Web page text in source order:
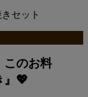
このお料
』💖